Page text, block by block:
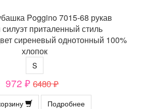
Poggino 7015-68 рукав
приталенный стиль
сиреневый однотонный 100%
хлопок
S
972 ₽ 6480 ₽
Подробнее